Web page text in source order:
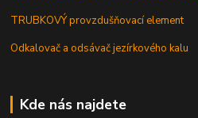
TRUBKOVÝ provzdušňovací element
Odkalovač a odsávač jezírkového kalu
Kde nás najdete